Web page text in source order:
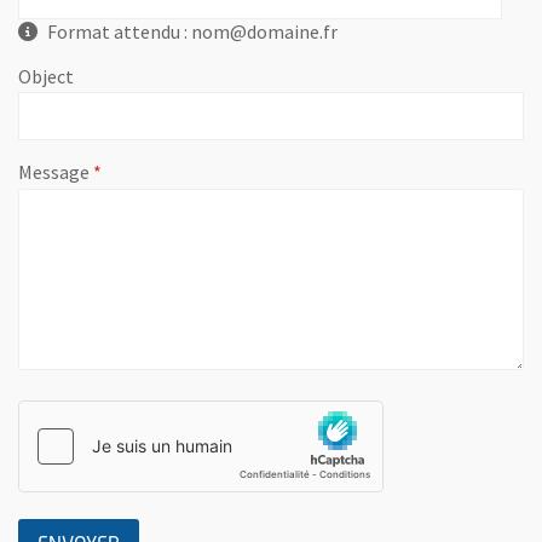
Format attendu : nom@domaine.fr
Object
Message , champ obligatoire